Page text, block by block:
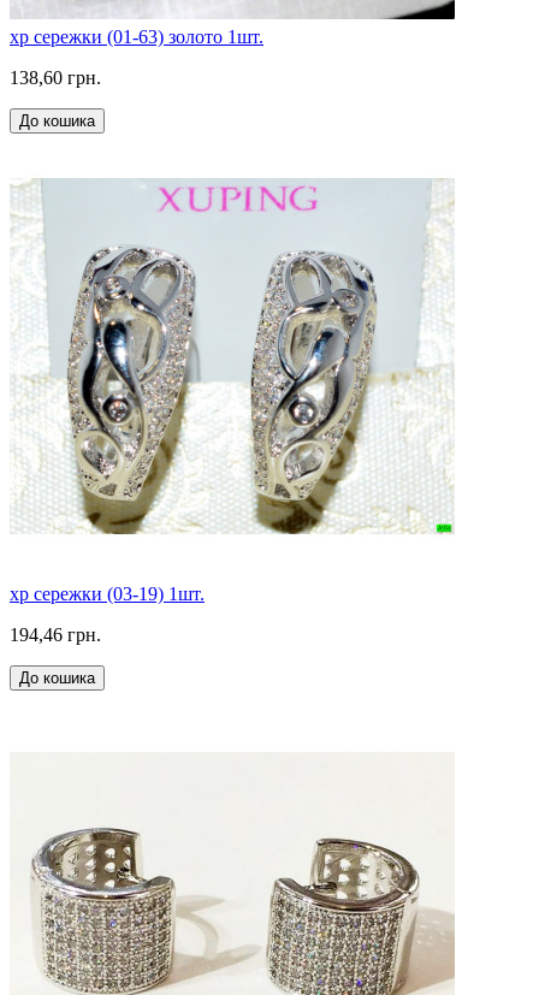
xp сережки (01-63) золото 1шт.
138,60 грн.
До кошика
xp сережки (03-19) 1шт.
194,46 грн.
До кошика